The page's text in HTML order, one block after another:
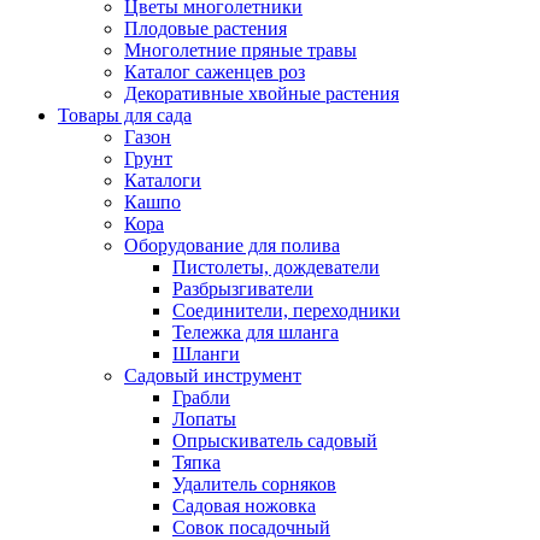
Цветы многолетники
Плодовые растения
Многолетние пряные травы
Каталог саженцев роз
Декоративные хвойные растения
Товары для сада
Газон
Грунт
Каталоги
Кашпо
Кора
Оборудование для полива
Пистолеты, дождеватели
Разбрызгиватели
Соединители, переходники
Тележка для шланга
Шланги
Садовый инструмент
Грабли
Лопаты
Опрыскиватель садовый
Тяпка
Удалитель сорняков
Садовая ножовка
Совок посадочный